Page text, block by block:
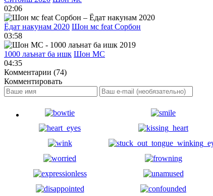
02:06
Ёдат накунам 2020 Шон мс feat Сорбон
03:58
1000 лаънат ба ишк Шон МС
04:35
Комментарии (74)
Комментировать